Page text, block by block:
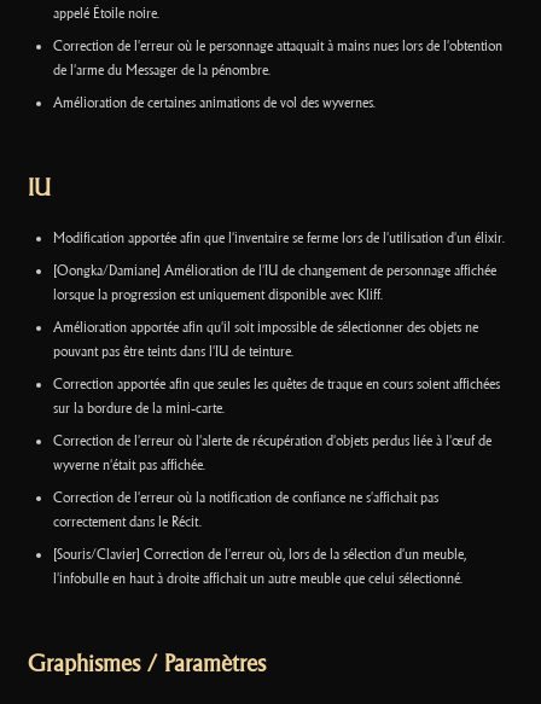
appelé Étoile noire.
Correction de l'erreur où le personnage attaquait à mains nues lors de l'obtention
de l'arme du Messager de la pénombre.
Amélioration de certaines animations de vol des wyvernes.
IU
Modification apportée afin que l'inventaire se ferme lors de l'utilisation d'un élixir.
[Oongka/Damiane] Amélioration de l'IU de changement de personnage affichée
lorsque la progression est uniquement disponible avec Kliff.
Amélioration apportée afin qu'il soit impossible de sélectionner des objets ne
pouvant pas être teints dans l'IU de teinture.
Correction apportée afin que seules les quêtes de traque en cours soient affichées
sur la bordure de la mini-carte.
Correction de l'erreur où l'alerte de récupération d'objets perdus liée à l'œuf de
wyverne n'était pas affichée.
Correction de l'erreur où la notification de confiance ne s'affichait pas
correctement dans le Récit.
[Souris/Clavier] Correction de l'erreur où, lors de la sélection d'un meuble,
l'infobulle en haut à droite affichait un autre meuble que celui sélectionné.
Graphismes / Paramètres